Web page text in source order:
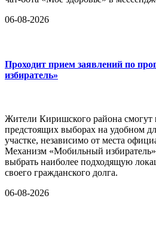
06-08-2026
Проходит прием заявлений по
избиратель»
Жители Киришского района смогут
предстоящих выборах на удобном
участке, независимо от места
Механизм «Мобильный избиратель»
выбрать наиболее подходящую
своего гражданского долга.
06-08-2026